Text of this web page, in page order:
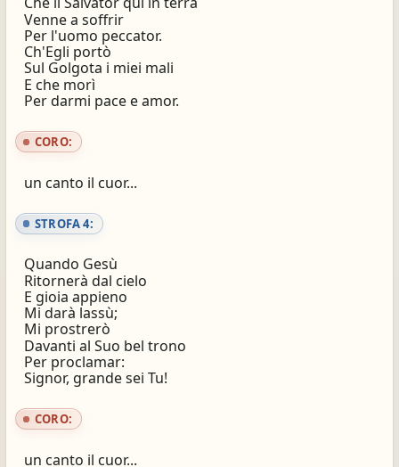
Venne a soffrir
Per l'uomo peccator.
Ch'Egli portò
Sul Golgota i miei mali
E che morì
Per darmi pace e amor.
CORO:
un canto il cuor...
STROFA 4:
Quando Gesù
Ritornerà dal cielo
E gioia appieno
Mi darà lassù;
Mi prostrerò
Davanti al Suo bel trono
Per proclamar:
Signor, grande sei Tu!
CORO:
un canto il cuor...